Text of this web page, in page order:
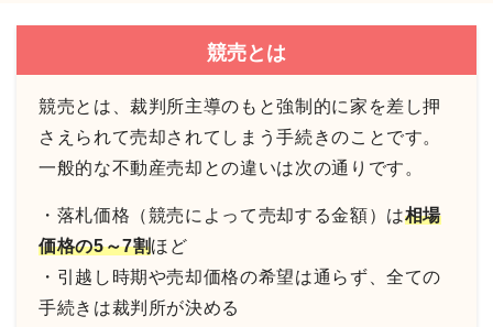
競売とは
競売とは、裁判所主導のもと強制的に家を差し押
さえられて売却されてしまう手続きのことです。
一般的な不動産売却との違いは次の通りです。
・落札価格（競売によって売却する金額）は相場
価格の5～7割ほど
・引越し時期や売却価格の希望は通らず、全ての
手続きは裁判所が決める